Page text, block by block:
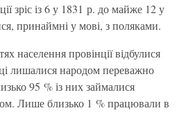
зріс із 6 у 1831 р. до майже 12 у
принаймні у мові, з поляками.
населення провінції відбулися
лишалися народом переважно
95 % із них займалися
Лише близько 1 % працювали в